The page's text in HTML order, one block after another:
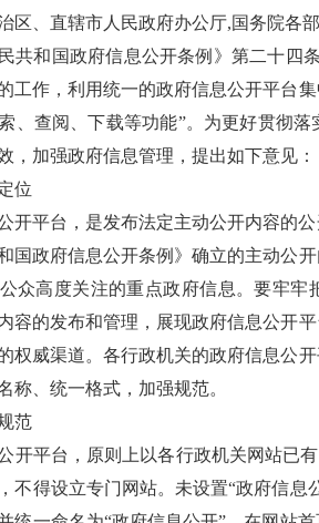
区、直辖市人民政府办公厅,国务院各
民共和国政府信息公开条例》第二十
工作，利用统一的政府信息公开平台
、查阅、下载等功能”。为更好贯彻
，加强政府信息管理，提出如下意见：
位
开平台，是发布法定主动公开内容的
国政府信息公开条例》确立的主动公
众高度关注的重点政府信息。要牢
容的发布和管理，展现政府信息公开
权威渠道。各行政机关的政府信息公
称、统一格式，加强规范。
范
开平台，原则上以各行政机关网站已
不得设立专门网站。未设置“政府信